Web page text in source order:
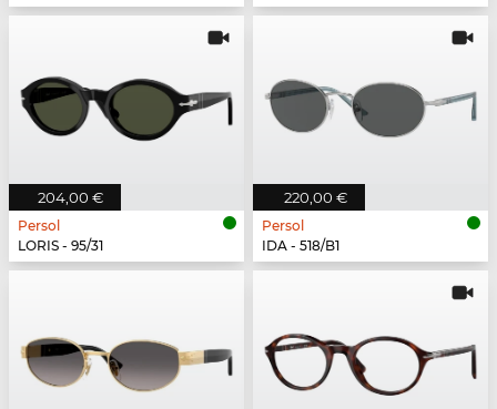
204,00 €
Persol
LORIS - 95/31
220,00 €
Persol
IDA - 518/B1